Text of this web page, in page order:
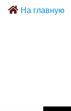
На главную